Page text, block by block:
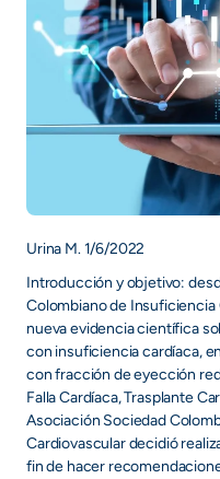
Urina M. 1/6/2022
Introducción y objetivo:
Colombiano de Insuficiencia
nueva evidencia científica
con insuficiencia cardíaca,
con fracción de eyección
Falla Cardíaca, Trasplante
Asociación Sociedad
Cardiovascular decidió
fin de hacer